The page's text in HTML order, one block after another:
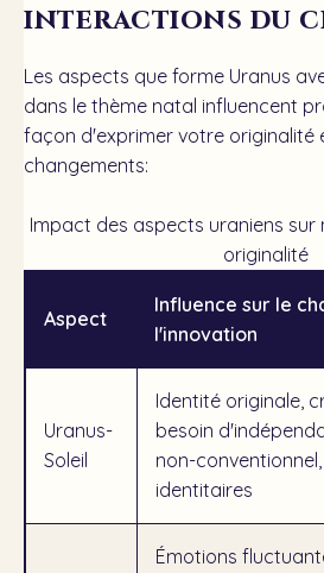
interactions du
Les aspects que forme Uranus
dans le thème natal influencent
façon d'exprimer votre originalité
changements:
Impact des aspects uraniens
originalité
Aspect
Influence sur le
l'innovation
Uranus-
Soleil
Identité originale,
besoin
non-
identitaires
Émotions